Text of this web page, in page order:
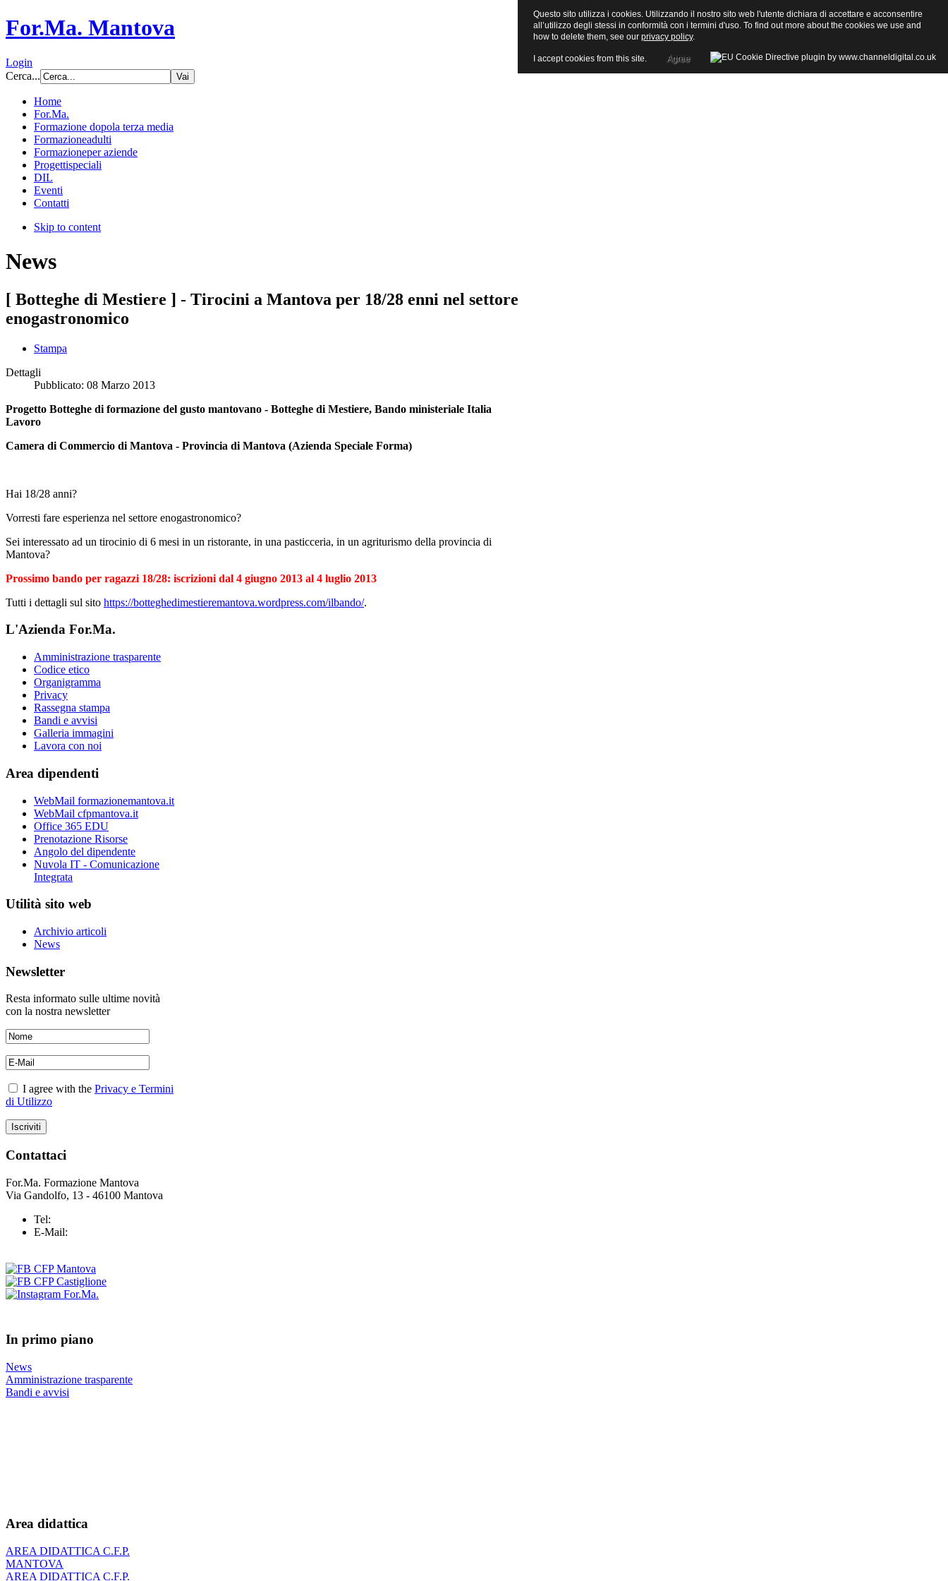
For.Ma. Mantova
Login
Cerca...
Home
For.Ma.
Formazione dopola terza media
Formazioneadulti
Formazioneper aziende
Progettispeciali
DIL
Eventi
Contatti
Skip to content
News
[ Botteghe di Mestiere ] - Tirocini a Mantova per 18/28 enni nel settore
enogastronomico
Stampa
Dettagli
Pubblicato: 08 Marzo 2013
Progetto Botteghe di formazione del gusto mantovano - Botteghe di Mestiere, Bando ministeriale Italia
Lavoro
Camera di Commercio di Mantova - Provincia di Mantova (Azienda Speciale Forma)
Hai 18/28 anni?
Vorresti fare esperienza nel settore enogastronomico?
Sei interessato ad un tirocinio di 6 mesi in un ristorante, in una pasticceria, in un agriturismo della provincia di
Mantova?
Prossimo bando per ragazzi 18/28: iscrizioni dal 4 giugno 2013 al 4 luglio 2013
Tutti i dettagli sul sito https://botteghedimestieremantova.wordpress.com/ilbando/.
L'Azienda For.Ma.
Amministrazione trasparente
Codice etico
Organigramma
Privacy
Rassegna stampa
Bandi e avvisi
Galleria immagini
Lavora con noi
Area dipendenti
WebMail formazionemantova.it
WebMail cfpmantova.it
Office 365 EDU
Prenotazione Risorse
Angolo del dipendente
Nuvola IT - Comunicazione
Integrata
Utilità sito web
Archivio articoli
News
Newsletter
Resta informato sulle ultime novità
con la nostra newsletter
I agree with the Privacy e Termini
di Utilizzo
Contattaci
For.Ma. Formazione Mantova
Via Gandolfo, 13 - 46100 Mantova
Tel:
E-Mail:
In primo piano
News
Amministrazione trasparente
Bandi e avvisi
Area didattica
AREA DIDATTICA C.F.P.
MANTOVA
AREA DIDATTICA C.F.P.
Questo sito utilizza i cookies. Utilizzando il nostro sito web l'utente dichiara di accettare e acconsentire
all’utilizzo degli stessi in conformità con i termini d'uso. To find out more about the cookies we use and
how to delete them, see our privacy policy.
I accept cookies from this site. Agree